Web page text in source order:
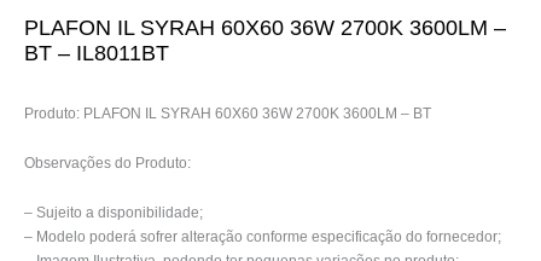
PLAFON IL SYRAH 60X60 36W 2700K 3600LM –
BT – IL8011BT
Produto: PLAFON IL SYRAH 60X60 36W 2700K 3600LM – BT
Observações do Produto:
– Sujeito a disponibilidade;
– Modelo poderá sofrer alteração conforme especificação do fornecedor;